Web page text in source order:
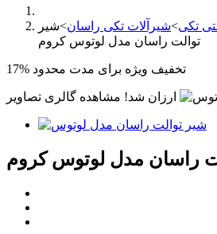
تکی>شیرآلات تکی راسان>شیر
توالت راسان مدل لوتوس کروم
17% تخفیف ویژه برای مدت محدود
ارزان شد! مشاهده گالری تصاویر
راسان مدل لوتوس کروم